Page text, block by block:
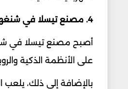
4. مصنع تيسلا في شنغهاي – الصين
أصبح مصنع تيسلا في
على الأنظمة الذكية
بالإضافة إلى ذلك، يلعب